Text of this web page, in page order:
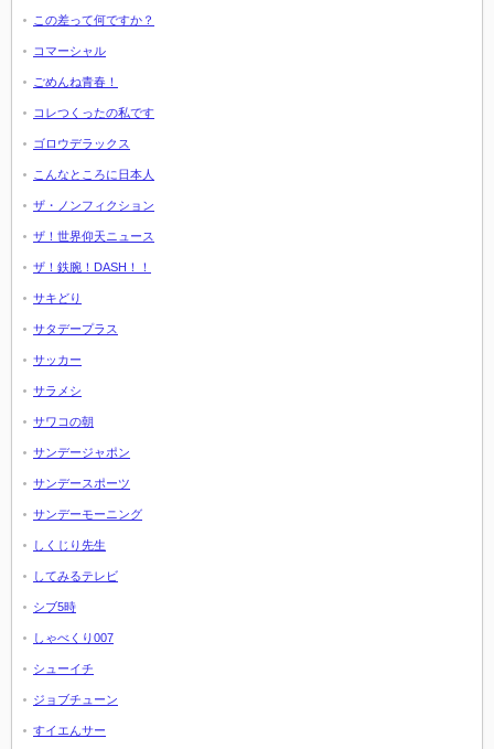
この差って何ですか？
コマーシャル
ごめんね青春！
コレつくったの私です
ゴロウデラックス
こんなところに日本人
ザ・ノンフィクション
ザ！世界仰天ニュース
ザ！鉄腕！DASH！！
サキどり
サタデープラス
サッカー
サラメシ
サワコの朝
サンデージャポン
サンデースポーツ
サンデーモーニング
しくじり先生
してみるテレビ
シブ5時
しゃべくり007
シューイチ
ジョブチューン
すイエんサー